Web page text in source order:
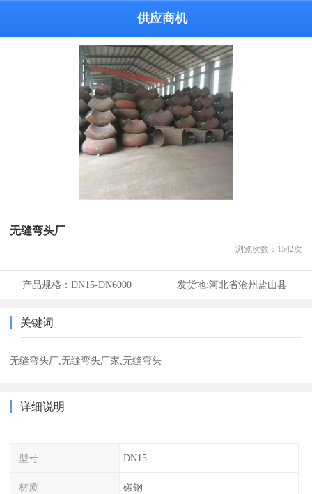
供应商机
无缝弯头厂
浏览次数： 1542次
产品规格：DN15-DN6000 发货地:河北省沧州盐山县
关键词
无缝弯头厂,无缝弯头厂家,无缝弯头
详细说明
型号 DN15
材质 碳钢